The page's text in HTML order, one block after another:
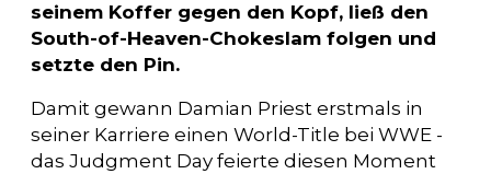
seinem Koffer gegen den Kopf, ließ den
South-of-Heaven-Chokeslam folgen und
setzte den Pin.
Damit gewann Damian Priest erstmals in
seiner Karriere einen World-Title bei WWE -
das Judgment Day feierte diesen Moment